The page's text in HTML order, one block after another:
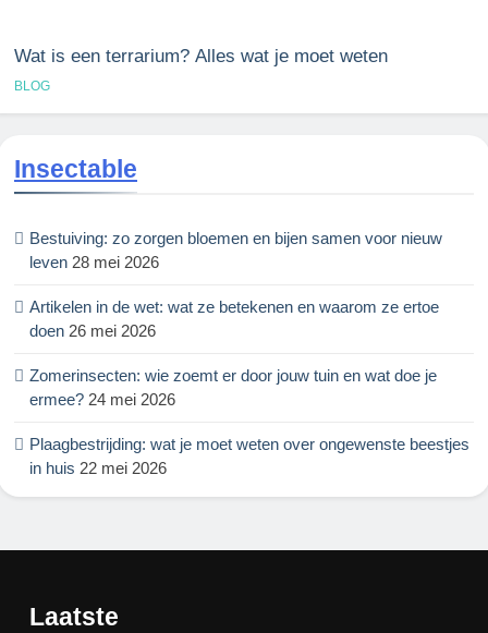
Wat is een terrarium? Alles wat je moet weten
BLOG
Insectable
Bestuiving: zo zorgen bloemen en bijen samen voor nieuw
leven 28 mei 2026
Artikelen in de wet: wat ze betekenen en waarom ze ertoe
doen 26 mei 2026
Zomerinsecten: wie zoemt er door jouw tuin en wat doe je
ermee? 24 mei 2026
Plaagbestrijding: wat je moet weten over ongewenste beestjes
in huis 22 mei 2026
Laatste